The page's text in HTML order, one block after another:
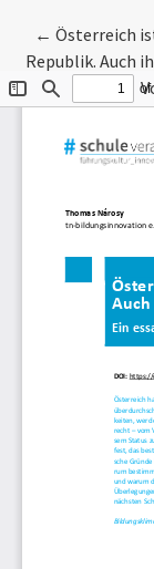
←Zu
Österreich
Republik. Auch